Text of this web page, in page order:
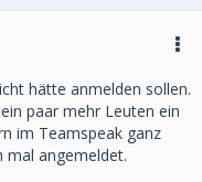
hätte anmelden sollen.
paar mehr Leuten ein
im Teamspeak ganz
mal angemeldet.